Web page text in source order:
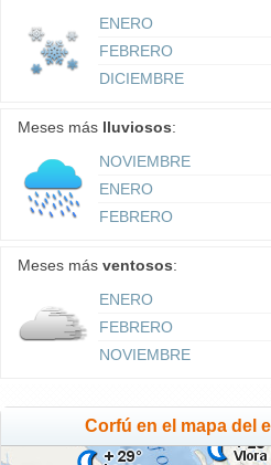
ENERO
FEBRERO
DICIEMBRE
Meses más lluviosos:
NOVIEMBRE
ENERO
FEBRERO
Meses más ventosos:
ENERO
FEBRERO
NOVIEMBRE
Corfú en el mapa del